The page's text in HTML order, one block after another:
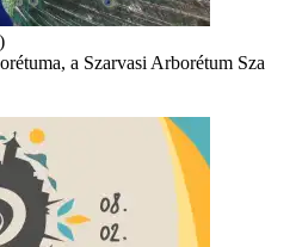
a Szarvasi Arborétum Sza